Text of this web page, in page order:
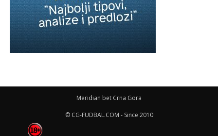
Meridian bet Crna Gora
© CG-FUDBAL.COM - Since 2010